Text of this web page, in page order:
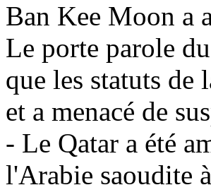
Ban Kee Moon a
Le porte parole
que les statuts de
et a menacé de
- Le Qatar a été
l'Arabie saoudite